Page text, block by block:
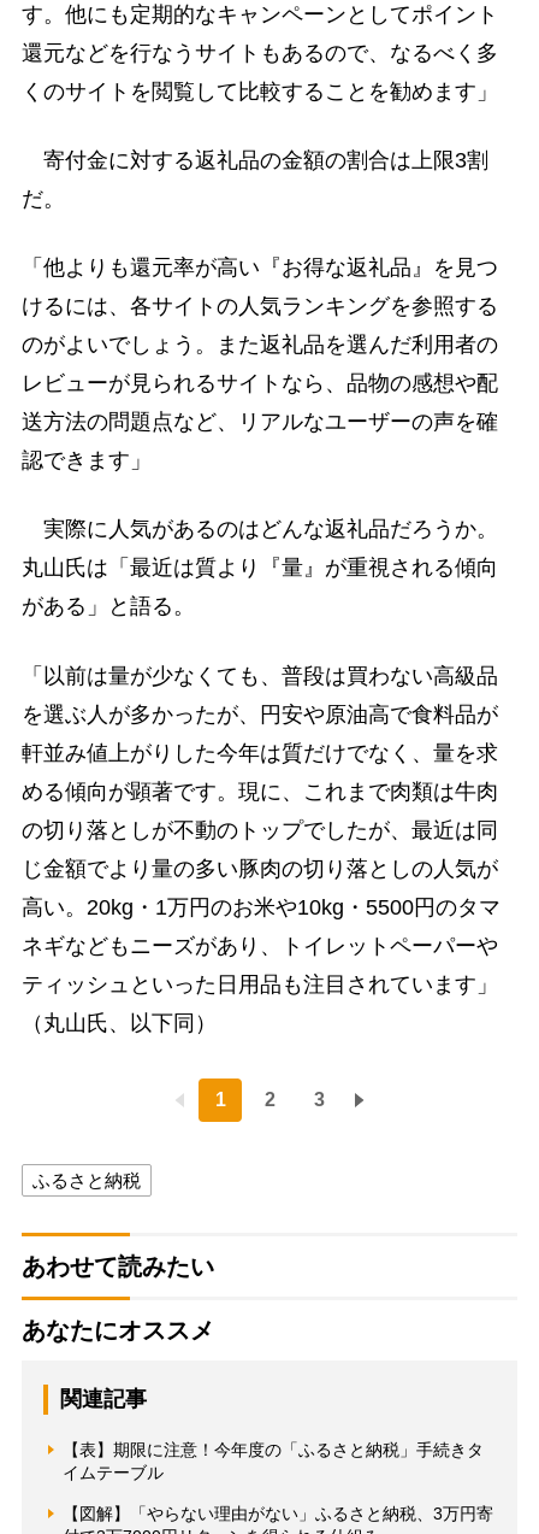
す。他にも定期的なキャンペーンとしてポイント
還元などを行なうサイトもあるので、なるべく多
くのサイトを閲覧して比較することを勧めます」
寄付金に対する返礼品の金額の割合は上限3割
だ。
「他よりも還元率が高い『お得な返礼品』を見つ
けるには、各サイトの人気ランキングを参照する
のがよいでしょう。また返礼品を選んだ利用者の
レビューが見られるサイトなら、品物の感想や配
送方法の問題点など、リアルなユーザーの声を確
認できます」
実際に人気があるのはどんな返礼品だろうか。
丸山氏は「最近は質より『量』が重視される傾向
がある」と語る。
「以前は量が少なくても、普段は買わない高級品
を選ぶ人が多かったが、円安や原油高で食料品が
軒並み値上がりした今年は質だけでなく、量を求
める傾向が顕著です。現に、これまで肉類は牛肉
の切り落としが不動のトップでしたが、最近は同
じ金額でより量の多い豚肉の切り落としの人気が
高い。20kg・1万円のお米や10kg・5500円のタマ
ネギなどもニーズがあり、トイレットペーパーや
ティッシュといった日用品も注目されています」
（丸山氏、以下同）
1 2 3
ふるさと納税
あわせて読みたい
あなたにオススメ
関連記事
【表】期限に注意！今年度の「ふるさと納税」手続きタ
イムテーブル
【図解】「やらない理由がない」ふるさと納税、3万円寄